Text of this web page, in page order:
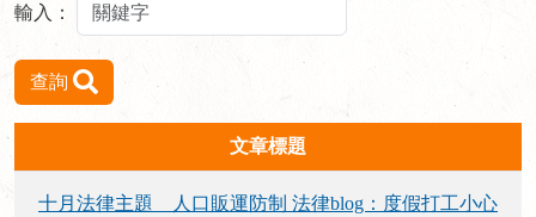
輸入：
查詢
文章標題
十月法律主題 人口販運防制 法律blog：度假打工小心